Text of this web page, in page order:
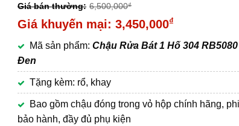
6,500,000₫
Giá
là:
6,500,000₫.
3,450,000₫
hiện
tại
là:
3,450,000₫.
Mã sản phẩm:Chậu Rửa Bát 1 Hố 304
Đen
Tặng kèm: rổ, khay
Bao gồm chậu đóng trong vỏ hộp chính hãng,
bảo hành, đầy đủ phụ kiện